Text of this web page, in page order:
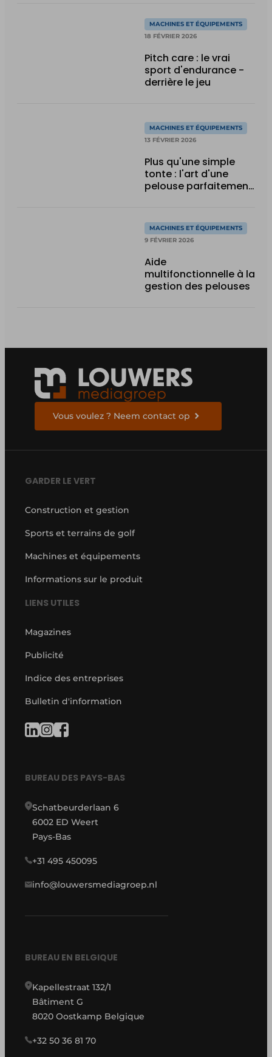
MACHINES ET ÉQUIPEMENTS
18 FÉVRIER 2026
Pitch care : le vrai
sport d'endurance -
derrière le jeu
MACHINES ET ÉQUIPEMENTS
13 FÉVRIER 2026
Plus qu'une simple
tonte : l'art d'une
pelouse parfaitement
MACHINES ET ÉQUIPEMENTS
9 FÉVRIER 2026
Aide
multifonctionnelle à la
gestion des pelouses
Vous voulez ? Neem contact op
GARDER LE VERT
Construction et gestion
Sports et terrains de golf
Machines et équipements
Informations sur le produit
LIENS UTILES
Magazines
Publicité
Indice des entreprises
Bulletin d'information
BUREAU DES PAYS-BAS
Schatbeurderlaan 6
6002 ED Weert
Pays-Bas
+31 495 450095
info@louwersmediagroep.nl
BUREAU EN BELGIQUE
Kapellestraat 132/1
Bâtiment G
8020 Oostkamp Belgique
+32 50 36 81 70